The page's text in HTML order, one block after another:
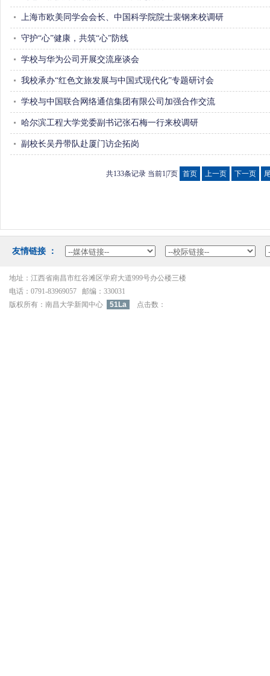
上海市欧美同学会会长、中国科学院院士裴钢来校调研
守护“心”健康，共筑“心”防线
学校与华为公司开展交流座谈会
我校承办“红色文旅发展与中国式现代化”专题研讨会
学校与中国联合网络通信集团有限公司加强合作交流
哈尔滨工程大学党委副书记张石梅一行来校调研
副校长吴丹带队赴厦门访企拓岗
共133条记录当前1|7页 首页 上一页 下一页
友情链接：
地址：江西省南昌市红谷滩区学府大道999号办公楼三楼
电话：0791-83969057邮编：330031
版权所有：南昌大学新闻中心
51La 点击数：